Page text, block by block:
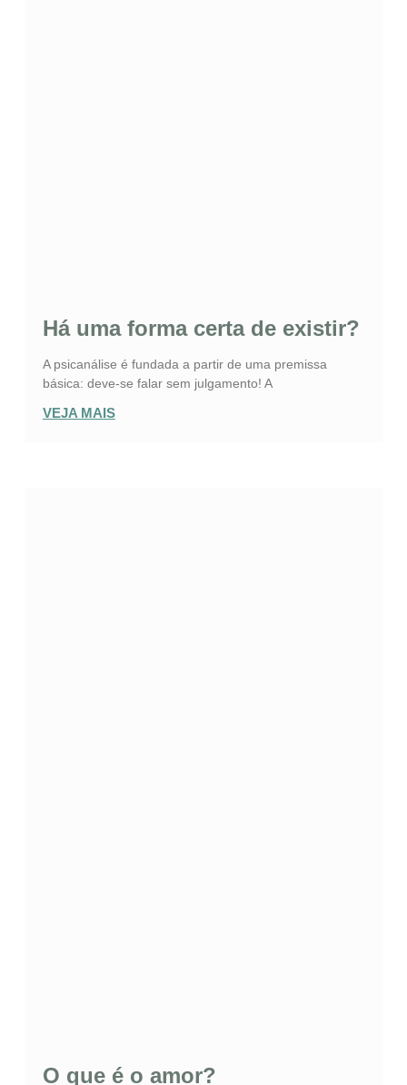
Há uma forma certa de existir?
A psicanálise é fundada a partir de uma premissa
básica: deve-se falar sem julgamento! A
VEJA MAIS
O que é o amor?